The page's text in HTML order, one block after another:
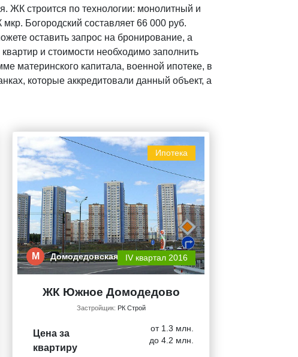
ЖК строится по технологии: монолитный и
Богородский составляет 66 000 руб.
оставить запрос на бронирование, а
и стоимости необходимо заполнить
материнского капитала, военной ипотеке, в
которые аккредитовали данный объект, а
Ипотека
М Домодедовская IV квартал 2016
ЖК Южное Домодедово
Застройщик: РК Строй
Цена за
квартиру
от 1.3 млн.
до 4.2 млн.